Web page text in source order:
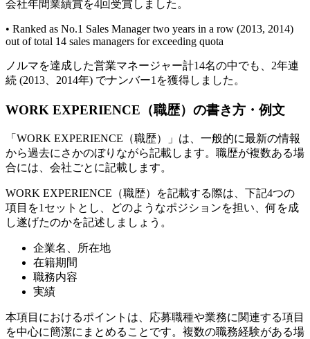
会社年間業績賞を4回受賞しました。
• Ranked as No.1 Sales Manager two years in a row (2013, 2014)
out of total 14 sales managers for exceeding quota
ノルマを達成した営業マネージャー計14名の中でも、2年連
続 (2013、2014年) でナンバー1を獲得しました。
WORK EXPERIENCE（職歴）の書き方・例文
「WORK EXPERIENCE（職歴）」は、一般的に最新の情報
から過去にさかのぼりながら記載します。職歴が複数ある場
合には、会社ごとに記載します。
WORK EXPERIENCE（職歴）を記載する際は、下記4つの
項目を1セットとし、どのようなポジションを担い、何を成
し遂げたのかを記述しましょう。
企業名、所在地
在籍期間
職務内容
実績
本項目におけるポイントは、応募職種や業務に関連する項目
を中心に簡潔にまとめることです。複数の職務経験がある場